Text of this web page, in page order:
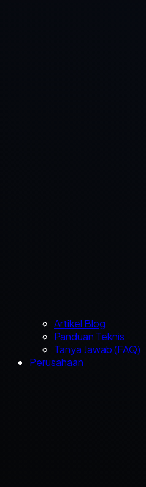
Artikel Blog
Panduan Teknis
Tanya Jawab (FAQ)
Perusahaan